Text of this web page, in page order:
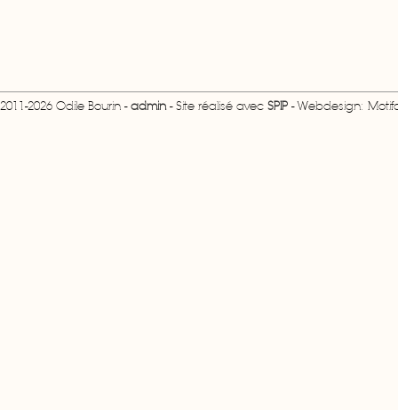
2011-2026 Odile Bourin -admin- Site réalisé avec SPIP - Webdesign: